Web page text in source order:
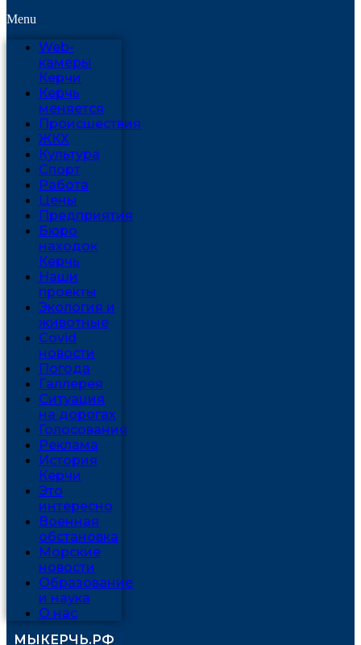
Menu
Web-
камеры
Керчи
Керчь
меняется
Проиcшествия
ЖКХ
Культура
Спорт
Работа
Цены
Предприятия
Бюро
находок
Керчь
Наши
проекты
Экология и
животные
Covid
новости
Погода
Галлерея
Ситуация
на дорогах
Голосования
Реклама
История
Керчи
Это
интересно
Военная
обстановка
Морские
новости
Образование
и наука
О нас
МЫКЕРЧЬ.РФ